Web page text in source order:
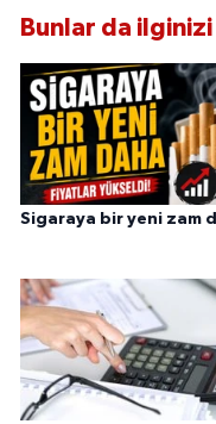
Bunlar da
Sigaraya bir yeni zam